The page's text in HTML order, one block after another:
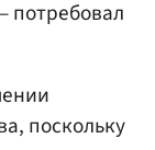
потребовал
поскольку